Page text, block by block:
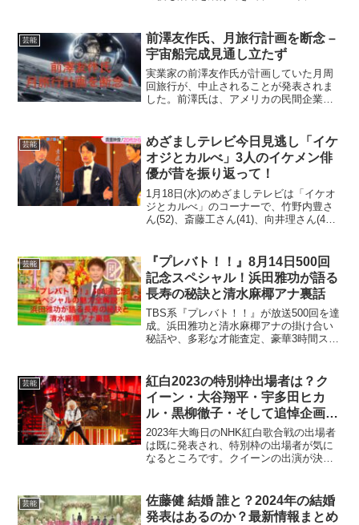
スタイルは「オッパ・カンナムスタイ
ル」と...
芸能
前澤友作氏、月旅行計画を断念 –
宇宙船完成見通し立たず
実業家の前澤友作氏が計画していた月周
回旅行が、中止されることが発表されま
した。前澤氏は、アメリカの民間企業が
断念を決断しました。この発表は、多く
の宇宙旅行ファンや前澤氏...
芸能
めざましテレビ今日見逃し「イケ
オジとカルべ」3人のイケメン俳
優が昔を振り返って！
1月18日(水)のめざましテレビは「イケオ
ジとカルべ」のコーナーで、竹野内豊さ
ん(52)、斎藤工さん(41)、向井理さん(40)
演し、カルべさんMCで昔を振り返っ...
芸能
『プレバト！！』8月14日500回
記念スペシャル！浜田雅功が語る
長寿の秘訣と清水麻椰アナ裏話
TBS系『プレバト！！』が放送500回を達
成。浜田雅功と清水麻椰アナの掛け合い
秘話や、多彩な才能査定、豪華3時間スペ
芸能
紅白2023の特別枠出場者は？ク
イーン・大谷翔平・宇多田ヒカ
ル・黒柳徹子・そして追悼企画で
は誰が？
2023年大晦日のNHK紅白歌合戦の出場者
は既に発表され、特別枠の出場者が気に
なるところです。クイーンの出演が決ま
れた大谷翔平さんや、海外で活躍されて
いる宇多田ヒカ...
芸能
佐藤健 結婚 誰と？2024年の結婚
発表はあるのか？最新情報まとめ